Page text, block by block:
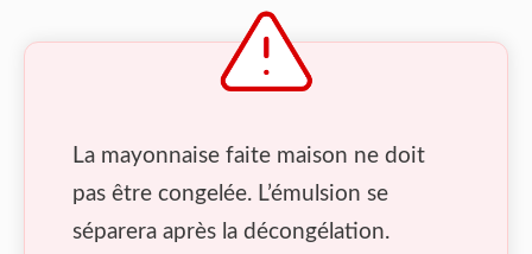
La mayonnaise faite maison ne doit
pas être congelée. L’émulsion se
séparera après la décongélation.